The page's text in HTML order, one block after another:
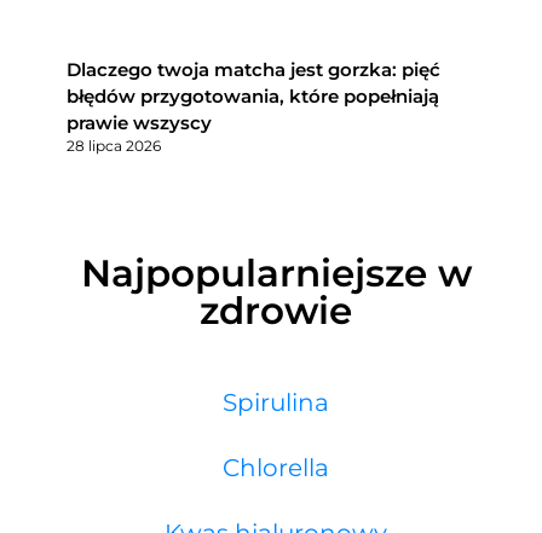
Dlaczego twoja matcha jest gorzka: pięć
błędów przygotowania, które popełniają
prawie wszyscy
28 lipca 2026
Najpopularniejsze w
zdrowie
Spirulina
Chlorella